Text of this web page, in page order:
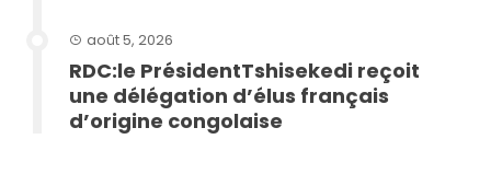
août 5, 2026
RDC:le PrésidentTshisekedi reçoit
une délégation d’élus français
d’origine congolaise